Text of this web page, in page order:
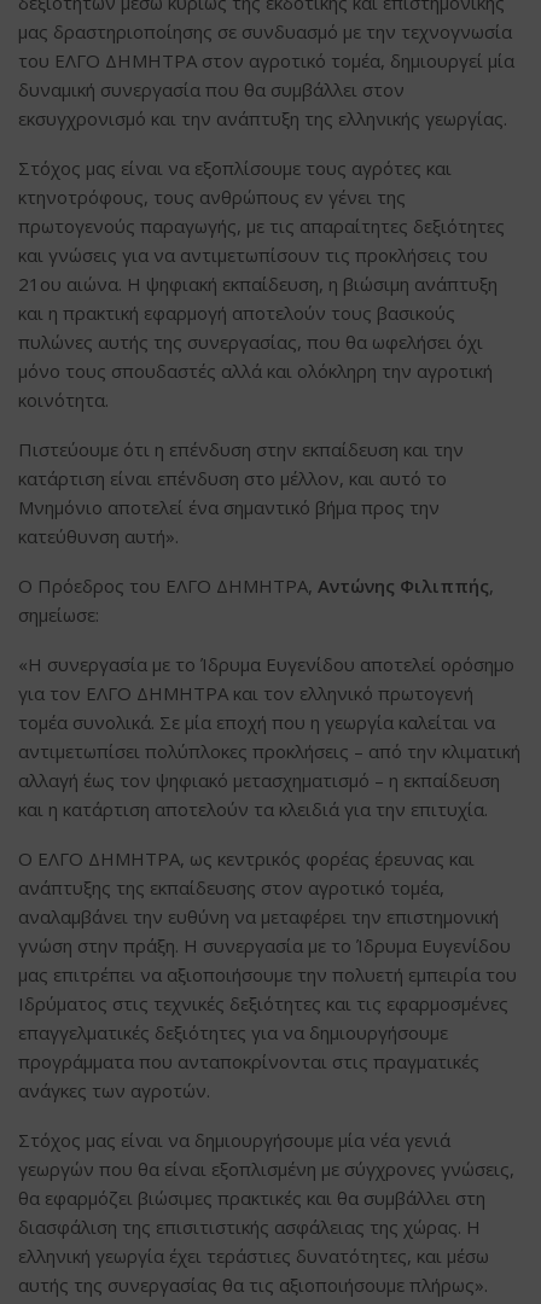
μας δραστηριοποίησης σε συνδυασμό με την τεχνογνωσία
του ΕΛΓΟ ΔΗΜΗΤΡΑ στον αγροτικό τομέα, δημιουργεί μία
δυναμική συνεργασία που θα συμβάλλει στον
εκσυγχρονισμό και την ανάπτυξη της ελληνικής γεωργίας.
Στόχος μας είναι να εξοπλίσουμε τους αγρότες και
κτηνοτρόφους, τους ανθρώπους εν γένει της
πρωτογενούς παραγωγής, με τις απαραίτητες δεξιότητες
και γνώσεις για να αντιμετωπίσουν τις προκλήσεις του
21ου αιώνα. Η ψηφιακή εκπαίδευση, η βιώσιμη ανάπτυξη
και η πρακτική εφαρμογή αποτελούν τους βασικούς
πυλώνες αυτής της συνεργασίας, που θα ωφελήσει όχι
μόνο τους σπουδαστές αλλά και ολόκληρη την αγροτική
κοινότητα.
Πιστεύουμε ότι η επένδυση στην εκπαίδευση και την
κατάρτιση είναι επένδυση στο μέλλον, και αυτό το
Μνημόνιο αποτελεί ένα σημαντικό βήμα προς την
κατεύθυνση αυτή».
Ο Πρόεδρος του ΕΛΓΟ ΔΗΜΗΤΡΑ, Αντώνης Φιλιππής,
σημείωσε:
«Η συνεργασία με το Ίδρυμα Ευγενίδου αποτελεί ορόσημο
για τον ΕΛΓΟ ΔΗΜΗΤΡΑ και τον ελληνικό πρωτογενή
τομέα συνολικά. Σε μία εποχή που η γεωργία καλείται να
αντιμετωπίσει πολύπλοκες προκλήσεις – από την κλιματική
αλλαγή έως τον ψηφιακό μετασχηματισμό – η εκπαίδευση
και η κατάρτιση αποτελούν τα κλειδιά για την επιτυχία.
Ο ΕΛΓΟ ΔΗΜΗΤΡΑ, ως κεντρικός φορέας έρευνας και
ανάπτυξης της εκπαίδευσης στον αγροτικό τομέα,
αναλαμβάνει την ευθύνη να μεταφέρει την επιστημονική
γνώση στην πράξη. Η συνεργασία με το Ίδρυμα Ευγενίδου
μας επιτρέπει να αξιοποιήσουμε την πολυετή εμπειρία του
Ιδρύματος στις τεχνικές δεξιότητες και τις εφαρμοσμένες
επαγγελματικές δεξιότητες για να δημιουργήσουμε
προγράμματα που ανταποκρίνονται στις πραγματικές
ανάγκες των αγροτών.
Στόχος μας είναι να δημιουργήσουμε μία νέα γενιά
γεωργών που θα είναι εξοπλισμένη με σύγχρονες γνώσεις,
θα εφαρμόζει βιώσιμες πρακτικές και θα συμβάλλει στη
διασφάλιση της επισιτιστικής ασφάλειας της χώρας. Η
ελληνική γεωργία έχει τεράστιες δυνατότητες, και μέσω
αυτής της συνεργασίας θα τις αξιοποιήσουμε πλήρως».